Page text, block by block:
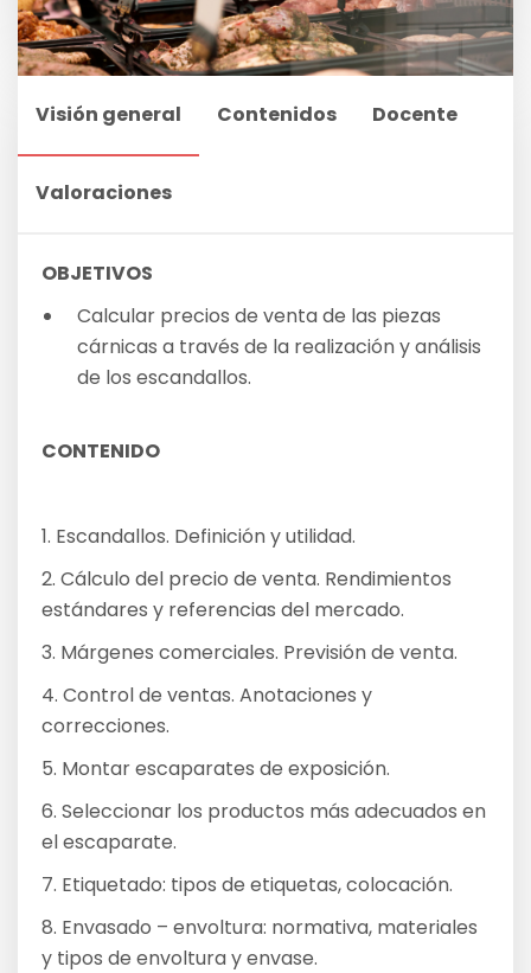
Visión general Contenidos Docente
Valoraciones
OBJETIVOS
Calcular precios de venta de las piezas
cárnicas a través de la realización y análisis
de los escandallos.
CONTENIDO
1. Escandallos. Definición y utilidad.
2. Cálculo del precio de venta. Rendimientos
estándares y referencias del mercado.
3. Márgenes comerciales. Previsión de venta.
4. Control de ventas. Anotaciones y
correcciones.
5. Montar escaparates de exposición.
6. Seleccionar los productos más adecuados en
el escaparate.
7. Etiquetado: tipos de etiquetas, colocación.
8. Envasado – envoltura: normativa, materiales
y tipos de envoltura y envase.